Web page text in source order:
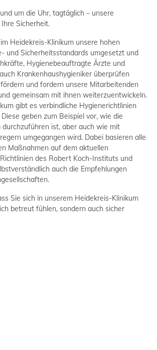
um die Uhr, tagtäglich – unsere
Sicherheit.
Heidekreis-Klinikum unsere hohen
und Sicherheitsstandards umgesetzt und
Hygienebeauftragte Ärzte und
Krankenhaushygieniker überprüfen
und fordern unsere Mitarbeitenden
gemeinsam mit ihnen weiterzuentwickeln.
gibt es verbindliche Hygienerichtlinien
geben zum Beispiel vor, wie die
ist, aber auch wie mit
umgegangen wird. Dabei basieren alle
Maßnahmen auf dem aktuellen
des Robert Koch-Instituts und
auch die Empfehlungen
Sie sich in unserem Heidekreis-Klinikum
betreut fühlen, sondern auch sicher